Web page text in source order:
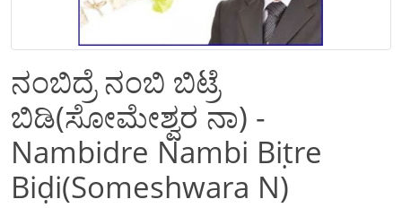
ನಂಬಿದ್ರೆ ನಂಬಿ ಬಿಟ್ರೆ
ಬಿಡಿ(ಸೋಮೇಶ್ವರ ನಾ) -
Nambidre Nambi Biṭre
Biḍi(Someshwara N)